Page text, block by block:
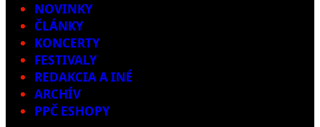
NOVINKY
ČLÁNKY
KONCERTY
FESTIVALY
REDAKCIA A INÉ
ARCHÍV
PPČ ESHOPY